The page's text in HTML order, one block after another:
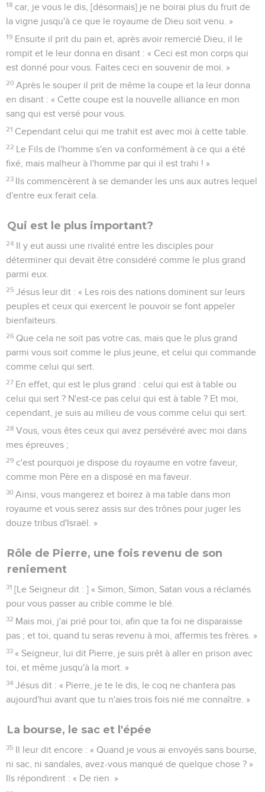
18 car, je vous le dis, [désormais] je ne boirai plus du fruit de
la vigne jusqu'à ce que le royaume de Dieu soit venu. »
19 Ensuite il prit du pain et, après avoir remercié Dieu, il le
rompit et le leur donna en disant : « Ceci est mon corps qui
est donné pour vous. Faites ceci en souvenir de moi. »
20 Après le souper il prit de même la coupe et la leur donna
en disant : « Cette coupe est la nouvelle alliance en mon
sang qui est versé pour vous.
21 Cependant celui qui me trahit est avec moi à cette table.
22 Le Fils de l'homme s'en va conformément à ce qui a été
fixé, mais malheur à l'homme par qui il est trahi ! »
23 Ils commencèrent à se demander les uns aux autres lequel
d'entre eux ferait cela.
Qui est le plus important?
24 Il y eut aussi une rivalité entre les disciples pour
déterminer qui devait être considéré comme le plus grand
parmi eux.
25 Jésus leur dit : « Les rois des nations dominent sur leurs
peuples et ceux qui exercent le pouvoir se font appeler
bienfaiteurs.
26 Que cela ne soit pas votre cas, mais que le plus grand
parmi vous soit comme le plus jeune, et celui qui commande
comme celui qui sert.
27 En effet, qui est le plus grand : celui qui est à table ou
celui qui sert ? N'est-ce pas celui qui est à table ? Et moi,
cependant, je suis au milieu de vous comme celui qui sert.
28 Vous, vous êtes ceux qui avez persévéré avec moi dans
mes épreuves ;
29 c'est pourquoi je dispose du royaume en votre faveur,
comme mon Père en a disposé en ma faveur.
30 Ainsi, vous mangerez et boirez à ma table dans mon
royaume et vous serez assis sur des trônes pour juger les
douze tribus d'Israël. »
Rôle de Pierre, une fois revenu de son
reniement
31 [Le Seigneur dit : ] « Simon, Simon, Satan vous a réclamés
pour vous passer au crible comme le blé.
32 Mais moi, j'ai prié pour toi, afin que ta foi ne disparaisse
pas ; et toi, quand tu seras revenu à moi, affermis tes frères. »
33 « Seigneur, lui dit Pierre, je suis prêt à aller en prison avec
toi, et même jusqu'à la mort. »
34 Jésus dit : « Pierre, je te le dis, le coq ne chantera pas
aujourd'hui avant que tu n'aies trois fois nié me connaître. »
La bourse, le sac et l'épée
35 Il leur dit encore : « Quand je vous ai envoyés sans bourse,
ni sac, ni sandales, avez-vous manqué de quelque chose ? »
Ils répondirent : « De rien. »